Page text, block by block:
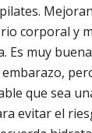
corporal y
Es muy
que sea
evitar el